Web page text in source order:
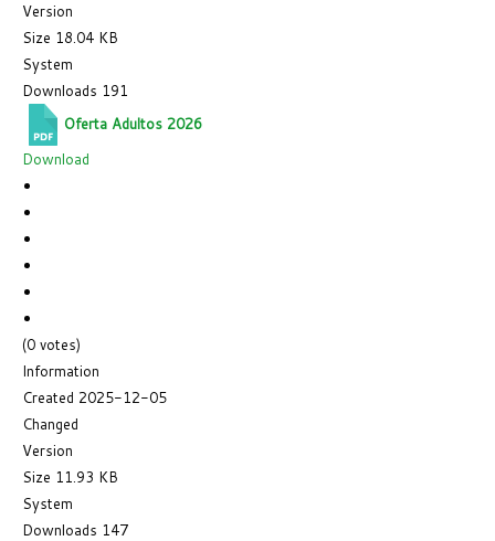
Version
Size 18.04 KB
System
Downloads 191
Oferta Adultos 2026
Download
(0 votes)
Information
Created 2025-12-05
Changed
Version
Size 11.93 KB
System
Downloads 147